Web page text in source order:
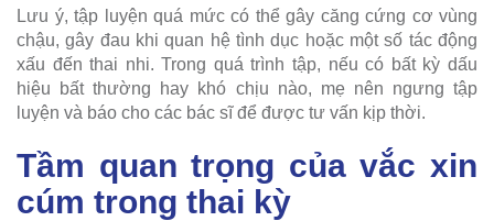
Lưu ý, tập luyện quá mức có thể gây căng cứng cơ vùng
chậu, gây đau khi quan hệ tình dục hoặc một số tác động
xấu đến thai nhi. Trong quá trình tập, nếu có bất kỳ dấu
hiệu bất thường hay khó chịu nào, mẹ nên ngưng tập
luyện và báo cho các bác sĩ để được tư vấn kịp thời.
Tầm quan trọng của vắc xin
cúm trong thai kỳ